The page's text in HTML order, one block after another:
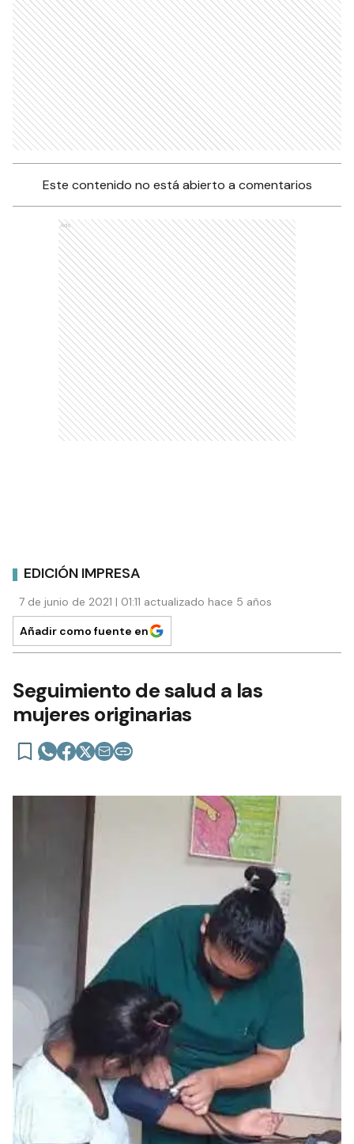
Este contenido no está abierto a comentarios
Ads
EDICIÓN IMPRESA
7 de junio de 2021 | 01:11 actualizado hace 5 años
Añadir como fuente en
Seguimiento de salud a las
mujeres originarias